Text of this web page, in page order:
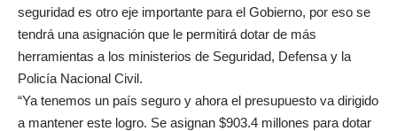
seguridad es otro eje importante para el Gobierno, por eso se
tendrá una asignación que le permitirá dotar de más
herramientas a los ministerios de Seguridad, Defensa y la
Policía Nacional Civil.
“Ya tenemos un país seguro y ahora el presupuesto va dirigido
a mantener este logro. Se asignan $903.4 millones para dotar